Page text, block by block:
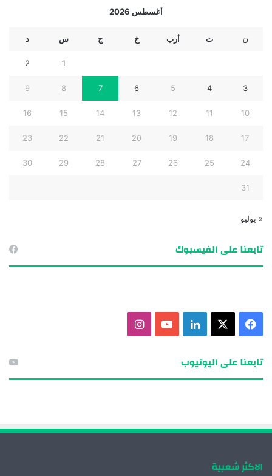
أغسطس 2026
ن ث أرب خ ج س د
1
2
3
4
5
6
7
8
9
10
11
12
13
14
15
16
17
18
19
20
21
22
23
24
25
26
27
28
29
30
31
« يوليو
تابعنا على الفيسبوك
تابعنا على اليوتيوب
الاكثر شعبية